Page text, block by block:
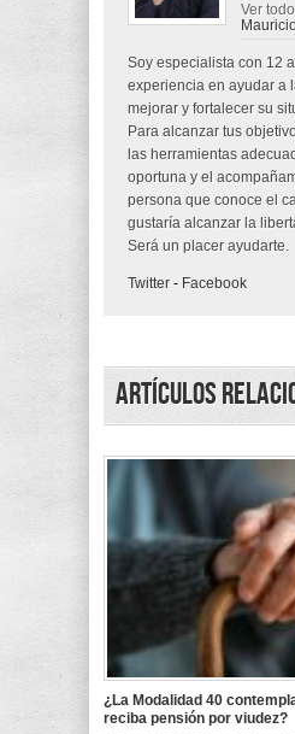
Ver
Soy especialista con 12
experiencia en ayudar a
mejorar y fortalecer su
Para alcanzar tus
las herramientas
oportuna y el
persona que conoce el
gustaría alcanzar la
Será un placer ayudarte.
Twitter - Facebook
Artículos
¿La Modalidad 40
reciba pensión por viudez?